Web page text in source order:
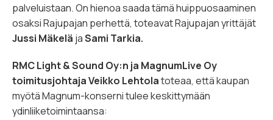
palveluistaan. On hienoa saada tämä huippuosaaminen
osaksi Rajupajan perhettä, toteavat Rajupajan yrittäjät
Jussi Mäkelä jaSami Tarkia.
RMC Light & Sound Oy:n ja MagnumLive Oy
toimitusjohtaja Veikko Lehtolatoteaa, että kaupan
myötä Magnum-konserni tulee keskittymään
ydinliiketoimintaansa: